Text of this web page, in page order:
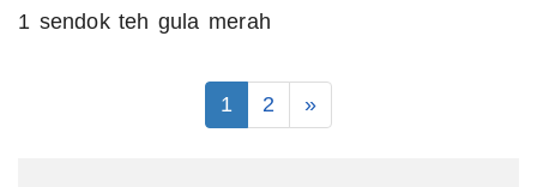
1 sendok teh gula merah
1 2 »